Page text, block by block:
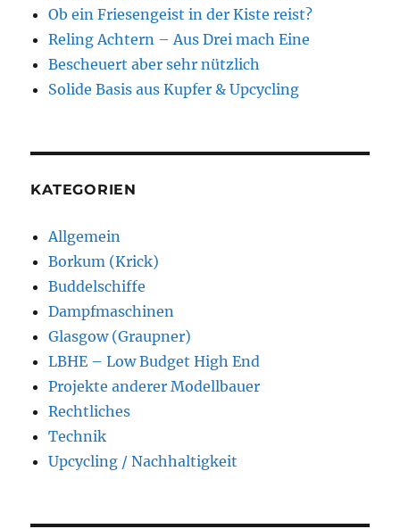
Ob ein Friesengeist in der Kiste reist?
Reling Achtern – Aus Drei mach Eine
Bescheuert aber sehr nützlich
Solide Basis aus Kupfer & Upcycling
KATEGORIEN
Allgemein
Borkum (Krick)
Buddelschiffe
Dampfmaschinen
Glasgow (Graupner)
LBHE – Low Budget High End
Projekte anderer Modellbauer
Rechtliches
Technik
Upcycling / Nachhaltigkeit